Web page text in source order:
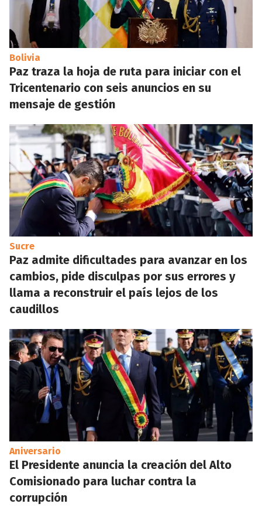
Bolivia
Paz traza la hoja de ruta para iniciar con el
Tricentenario con seis anuncios en su
mensaje de gestión
Sucre
Paz admite dificultades para avanzar en los
cambios, pide disculpas por sus errores y
llama a reconstruir el país lejos de los
caudillos
Aniversario
El Presidente anuncia la creación del Alto
Comisionado para luchar contra la
corrupción